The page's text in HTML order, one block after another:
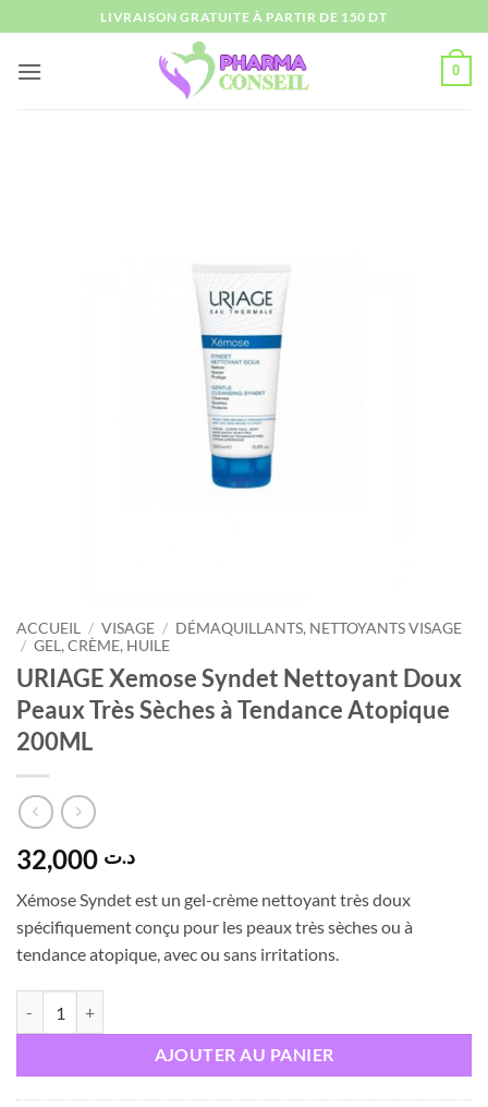
au
contenu
LIVRAISON GRATUITE À PARTIR DE 150 DT
0
ACCUEIL / VISAGE / DÉMAQUILLANTS, NETTOYANTS VISAGE
/ GEL, CRÈME, HUILE
URIAGE Xemose Syndet Nettoyant Doux
Peaux Très Sèches à Tendance Atopique
200ML
د.ت
Xémose Syndet est un gel-crème nettoyant très doux
spécifiquement conçu pour les peaux très sèches ou à
tendance atopique, avec ou sans irritations.
AJOUTER AU PANIER